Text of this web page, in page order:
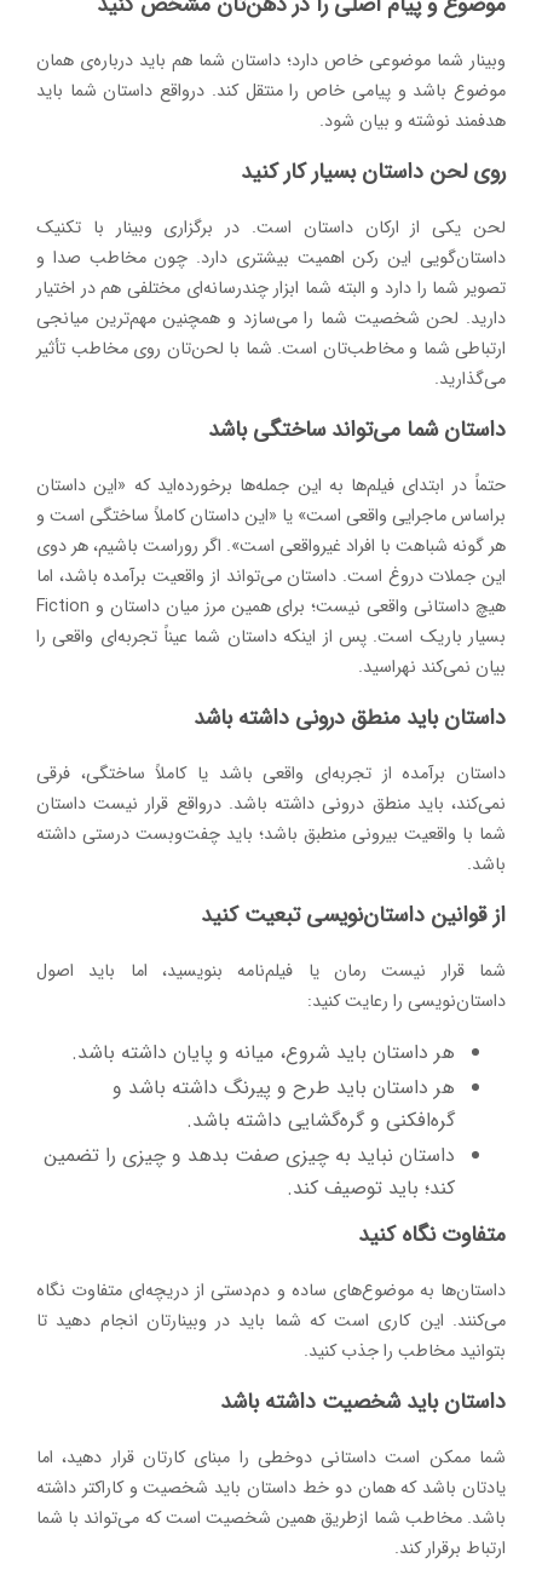
وبینار شما موضوعی خاص دارد؛ داستان شما هم باید درباره‌ی همان
موضوع باشد و پیامی خاص را منتقل کند. درواقع داستان شما باید
هدفمند نوشته و بیان شود.
روی لحن داستان بسیار کار کنید
لحن یکی از ارکان داستان است. در برگزاری وبینار با تکنیک
داستان‌گویی این رکن اهمیت بیشتری دارد. چون مخاطب صدا و
تصویر شما را دارد و البته شما ابزار چندرسانه‌ای مختلفی هم در اختیار
دارید. لحن شخصیت شما را می‌سازد و همچنین مهم‌ترین میانجی
ارتباطی شما و مخاطب‌تان است. شما با لحن‌تان روی مخاطب تأثیر
می‌گذارید.
داستان شما می‌تواند ساختگی باشد
حتماً در ابتدای فیلم‌ها به این جمله‌ها برخورده‌اید که «این داستان
براساس ماجرایی واقعی است» یا «این داستان کاملاً ساختگی است و
هر گونه شباهت با افراد غیرواقعی است». اگر روراست باشیم، هر دوی
این جملات دروغ است. داستان می‌تواند از واقعیت برآمده باشد، اما
هیچ داستانی واقعی نیست؛ برای همین مرز میان داستان و Fiction
بسیار باریک است. پس از اینکه داستان شما عیناً تجربه‌ای واقعی را
بیان نمی‌کند نهراسید.
داستان باید منطق درونی داشته باشد
داستان برآمده از تجربه‌ای واقعی باشد یا کاملاً ساختگی، فرقی
نمی‌کند، باید منطق درونی داشته باشد. درواقع قرار نیست داستان
شما با واقعیت بیرونی منطبق باشد؛ باید چفت‌وبست درستی داشته
باشد.
از قوانین داستان‌نویسی تبعیت کنید
شما قرار نیست رمان یا فیلم‌نامه بنویسید، اما باید اصول
داستان‌نویسی را رعایت کنید:
هر داستان باید شروع، میانه و پایان داشته باشد.
هر داستان باید طرح و پیرنگ داشته باشد و
گره‌افکنی و گره‌گشایی داشته باشد.
داستان نباید به چیزی صفت بدهد و چیزی را تضمین
کند؛ باید توصیف کند.
متفاوت نگاه کنید
داستان‌ها به موضوع‌های ساده و دم‌دستی از دریچه‌ای متفاوت نگاه
می‌کنند. این کاری است که شما باید در وبینارتان انجام دهید تا
بتوانید مخاطب را جذب کنید.
داستان باید شخصیت داشته باشد
شما ممکن است داستانی دوخطی را مبنای کارتان قرار دهید، اما
یادتان باشد که همان دو خط داستان باید شخصیت و کاراکتر داشته
باشد. مخاطب شما ازطریق همین شخصیت است که می‌تواند با شما
ارتباط برقرار کند.